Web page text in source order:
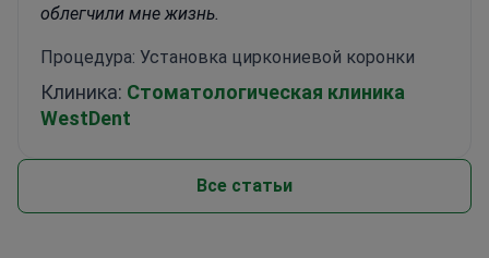
облегчили мне жизнь.
Процедура: Установка циркониевой коронки
Клиника: Стоматологическая клиника
WestDent
Все статьи